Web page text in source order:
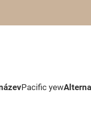
Pacific yew